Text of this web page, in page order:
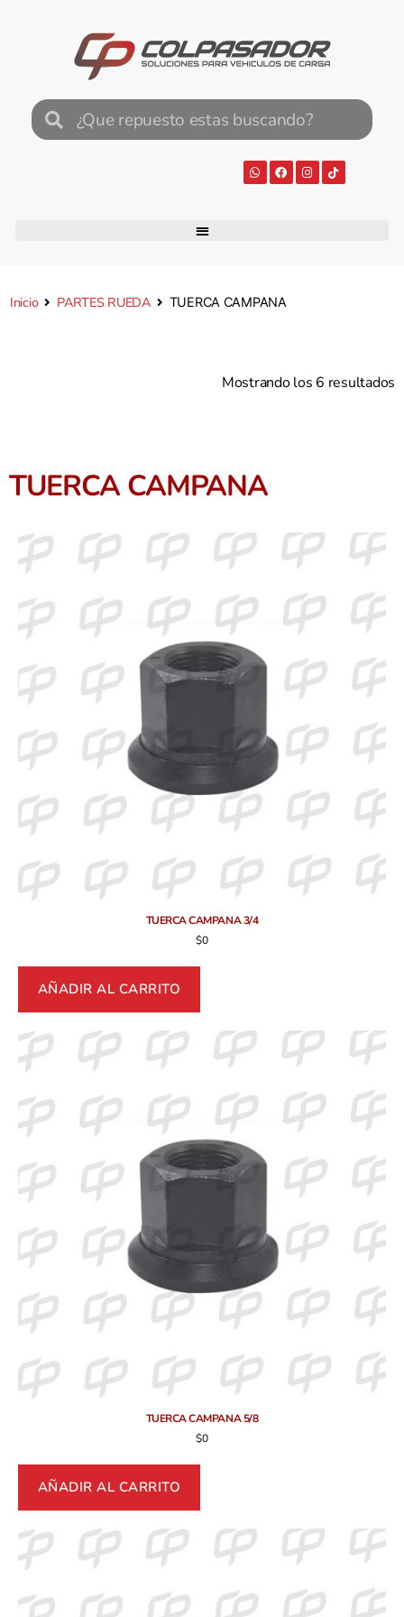
Inicio PARTES RUEDA TUERCA CAMPANA
Mostrando los 6 resultados
TUERCA CAMPANA
TUERCA CAMPANA 3/4
$0
AÑADIR AL CARRITO
TUERCA CAMPANA 5/8
$0
AÑADIR AL CARRITO